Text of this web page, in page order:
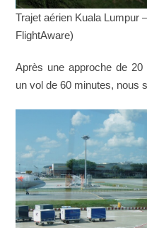
Trajet aérien Kuala Lumpur
FlightAware)
Après une approche de
un vol de 60 minutes, nous